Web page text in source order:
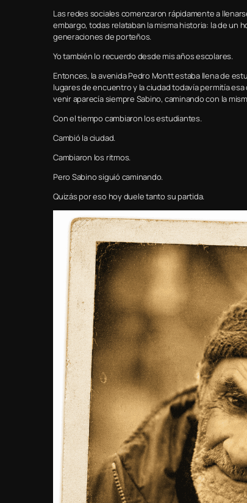
Las redes sociales comenzaron rápidamente a
embargo, todas relataban la misma historia: la de un
generaciones de porteños.
Yo también lo recuerdo desde mis años escolares.
Entonces, la avenida Pedro Montt estaba llena de
lugares de encuentro y la ciudad todavía permitía
venir aparecía siempre Sabino, caminando con la
Con el tiempo cambiaron los estudiantes.
Cambió la ciudad.
Cambiaron los ritmos.
Pero Sabino siguió caminando.
Quizás por eso hoy duele tanto su partida.